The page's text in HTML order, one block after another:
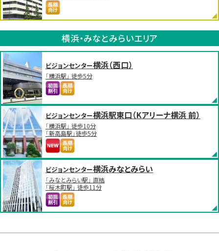
横浜・みなとみらいエリア
ビジョンセンター横浜（西口）
「横浜駅」 徒歩5分
ビジョンセンター横浜駅東口（Kアリーナ横浜 前）
「横浜駅」 徒歩10分
「新高島駅」徒歩5分
ビジョンセンター横浜みなとみらい
「みなとみらい駅」 直結
「桜木町駅」 徒歩11分